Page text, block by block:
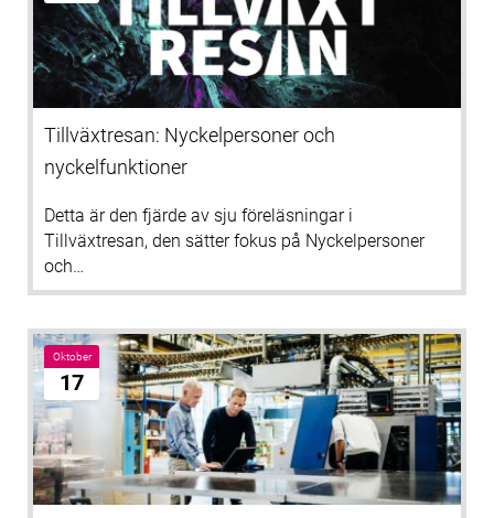
Tillväxtresan: Nyckelpersoner och
nyckelfunktioner
Detta är den fjärde av sju föreläsningar i
Tillväxtresan, den sätter fokus på Nyckelpersoner
och…
Oktober
17